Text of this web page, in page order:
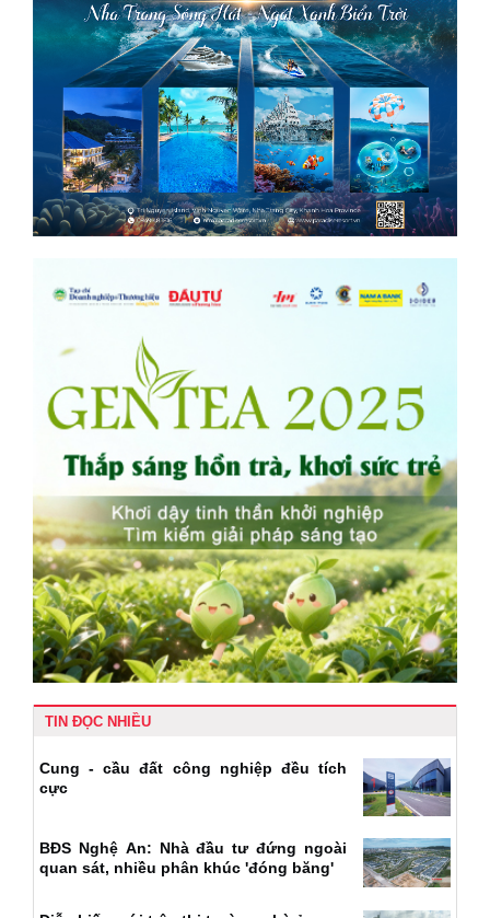
TIN ĐỌC NHIỀU
Cung - cầu đất công nghiệp đều tích
cực
BĐS Nghệ An: Nhà đầu tư đứng ngoài
quan sát, nhiều phân khúc 'đóng băng'